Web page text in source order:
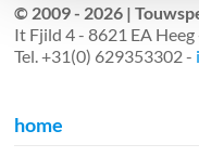
© 2009 - 2026 |
It Fjild 4 - 8621 EA
Tel. +31(0) 629353302 -
home